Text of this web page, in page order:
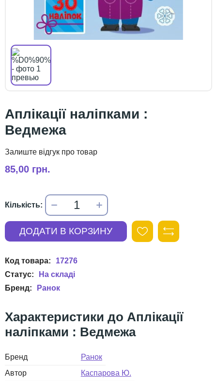
Аплікації наліпками :
Ведмежа
85,00 грн.
17276
Ранок
Аплікації
наліпками : Ведмежа
Бренд
Ранок
Автор
Каспарова Ю.